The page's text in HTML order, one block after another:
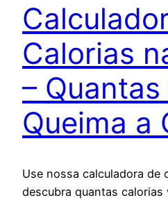
Calorias
–
Queima a
Use nossa calculadora de
descubra quantas calorias